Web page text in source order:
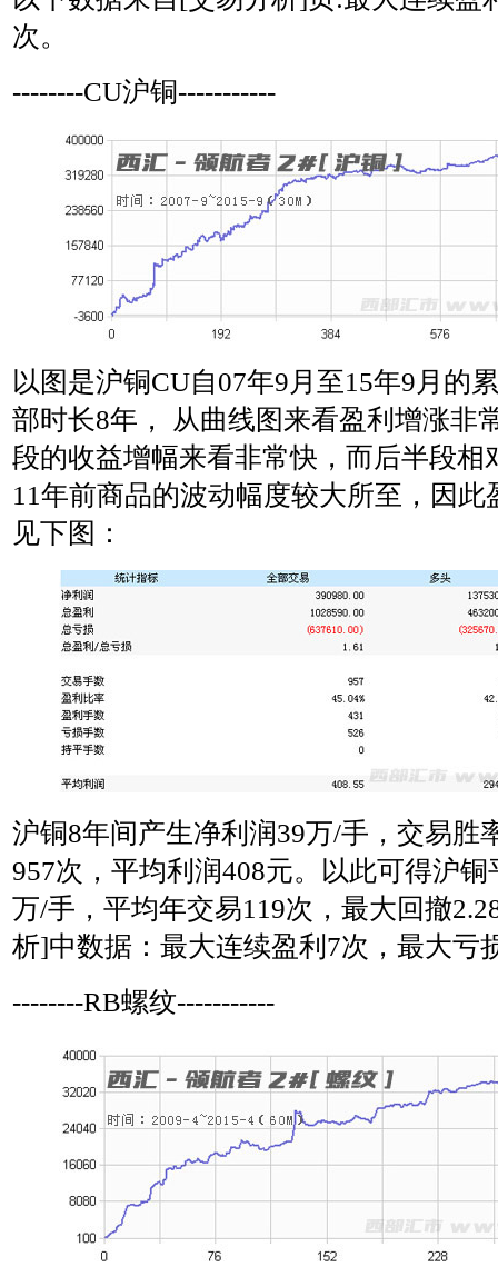
次。
--------CU沪铜-----------
以图是沪铜CU自07年9月至15年9月的
部时长8年， 从曲线图来看盈利增涨非
段的收益增幅来看非常快，而后半段相
11年前商品的波动幅度较大所至，因此
见下图：
沪铜8年间产生净利润39万/手，交易胜
957次，平均利润408元。以此可得沪铜
万/手，平均年交易119次，最大回撤
析]中数据：最大连续盈利7次，最大亏
--------RB螺纹-----------